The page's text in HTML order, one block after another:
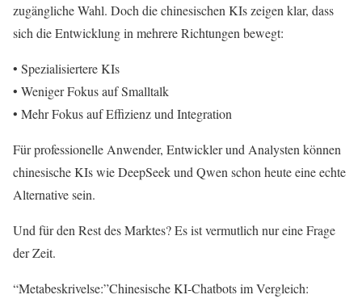
zugängliche Wahl. Doch die chinesischen KIs zeigen klar, dass
sich die Entwicklung in mehrere Richtungen bewegt:
• Spezialisiertere KIs
• Weniger Fokus auf Smalltalk
• Mehr Fokus auf Effizienz und Integration
Für professionelle Anwender, Entwickler und Analysten können
chinesische KIs wie DeepSeek und Qwen schon heute eine echte
Alternative sein.
Und für den Rest des Marktes? Es ist vermutlich nur eine Frage
der Zeit.
“Metabeskrivelse:”Chinesische KI-Chatbots im Vergleich: